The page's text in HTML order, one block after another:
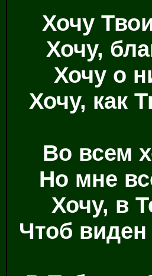
Хочу
Хочу,
Хочу о
Хочу, как
Во всем
Но мне
Хочу, в
Чтоб